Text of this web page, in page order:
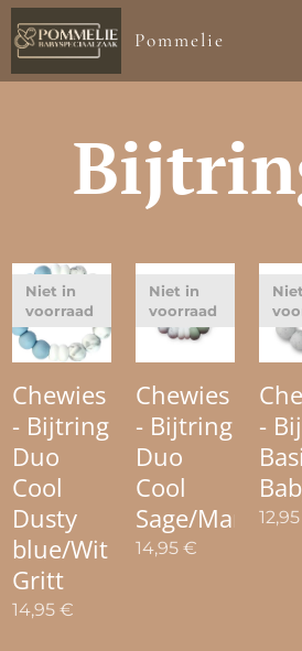
Pommelie
Chewies
- Bijtring
Duo
Cool
Dusty
blue/Wit
Gritt
Niet in
voorraad
14,95 €
Chewies
- Bijtring
Duo
Cool
Sage/Marble
Niet in
voorraad
14,95 €
-
12,95